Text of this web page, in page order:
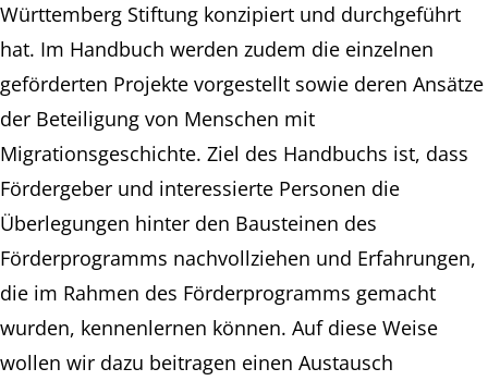
Württemberg Stiftung konzipiert und durchgeführt
hat. Im Handbuch werden zudem die einzelnen
geförderten Projekte vorgestellt sowie deren Ansätze
der Beteiligung von Menschen mit
Migrationsgeschichte. Ziel des Handbuchs ist, dass
Fördergeber und interessierte Personen die
Überlegungen hinter den Bausteinen des
Förderprogramms nachvollziehen und Erfahrungen,
die im Rahmen des Förderprogramms gemacht
wurden, kennenlernen können. Auf diese Weise
wollen wir dazu beitragen einen Austausch